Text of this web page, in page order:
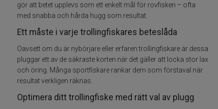
Gäddspinnare
Skeddrag
gör att betet upplevs som ett enkelt mål för rovfisken – ofta
med snabba och hårda hugg som resultat.
Ett måste i varje trollingfiskares beteslåda
Oavsett om du är nybörjare eller erfaren trollingfiskare är dessa
pluggar ett av de säkraste korten när det gäller att locka stor lax
och öring. Många sportfiskare rankar dem som förstaval när
resultat verkligen räknas.
Optimera ditt trollingfiske med rätt val av plugg